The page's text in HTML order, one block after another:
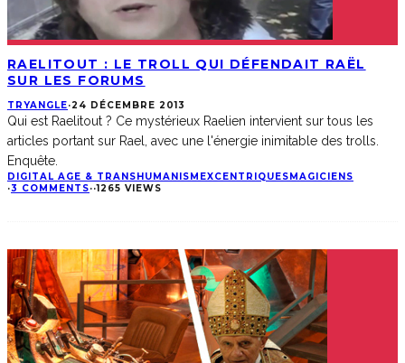
RAELITOUT : LE TROLL QUI DÉFENDAIT RAËL
SUR LES FORUMS
TRYANGLE·24 DÉCEMBRE 2013
Qui est Raelitout ? Ce mystérieux Raelien intervient sur tous les
articles portant sur Rael, avec une l'énergie inimitable des trolls.
Enquête.
DIGITAL AGE & TRANSHUMANISM EXCENTRIQUESMAGICIENS
·3 COMMENTS··1265 VIEWS